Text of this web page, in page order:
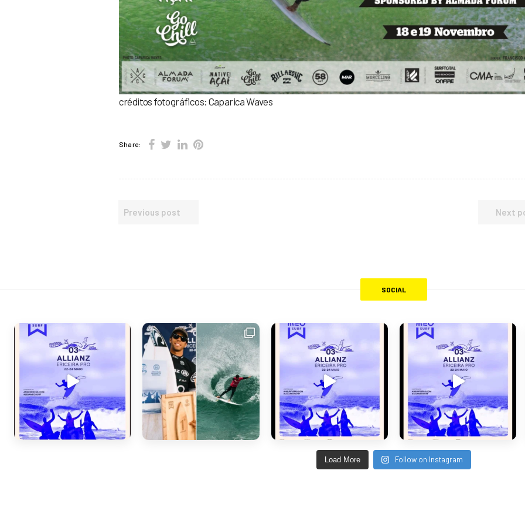
créditos fotográficos: Caparica Waves
Share:
Previous post Next
SOCIAL
Load More Follow on Instagram